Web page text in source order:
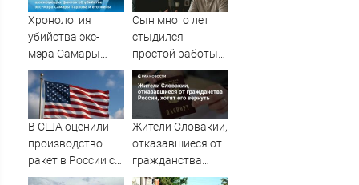
Хронология
убийства экс-
мэра Самары
Виктора Тархова
и его жены: шесть
шокирующих
фактов, новые
Сын много лет
стыдился
простой работы
отца, пока не
узнал, ради чего
тот отказался от
карьеры -
В США оценили
производство
ракет в России с
производством
Жители Словакии,
отказавшиеся от
гражданства
России, хотят его